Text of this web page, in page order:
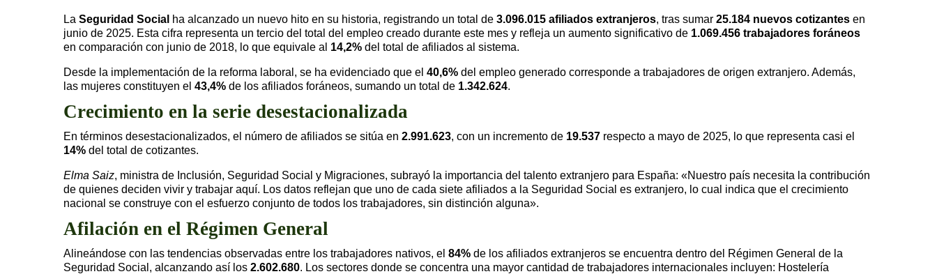
La Seguridad Social ha alcanzado un nuevo hito en su historia, registrando un total de 3.096.015 afiliados extranjeros, tras sumar 25.184 nuevos cotizantes en
junio de 2025. Esta cifra representa un tercio del total del empleo creado durante este mes y refleja un aumento significativo de 1.069.456 trabajadores foráneos
en comparación con junio de 2018, lo que equivale al 14,2% del total de afiliados al sistema.
Desde la implementación de la reforma laboral, se ha evidenciado que el 40,6% del empleo generado corresponde a trabajadores de origen extranjero. Además,
las mujeres constituyen el 43,4% de los afiliados foráneos, sumando un total de 1.342.624.
Crecimiento en la serie desestacionalizada
En términos desestacionalizados, el número de afiliados se sitúa en 2.991.623, con un incremento de 19.537 respecto a mayo de 2025, lo que representa casi el
14% del total de cotizantes.
Elma Saiz, ministra de Inclusión, Seguridad Social y Migraciones, subrayó la importancia del talento extranjero para España: «Nuestro país necesita la contribución
de quienes deciden vivir y trabajar aquí. Los datos reflejan que uno de cada siete afiliados a la Seguridad Social es extranjero, lo cual indica que el crecimiento
nacional se construye con el esfuerzo conjunto de todos los trabajadores, sin distinción alguna».
Afilación en el Régimen General
Alineándose con las tendencias observadas entre los trabajadores nativos, el 84% de los afiliados extranjeros se encuentra dentro del Régimen General de la
Seguridad Social, alcanzando así los 2.602.680. Los sectores donde se concentra una mayor cantidad de trabajadores internacionales incluyen: Hostelería